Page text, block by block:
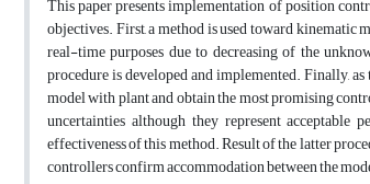
This paper presents implementation of position
objectives. First, a method is used toward
real-time purposes due to decreasing of the
procedure is developed and implemented. Finally,
model with plant and obtain the most promising
uncertainties although they represent
effectiveness of this method. Result of the latter
controllers confirm accommodation between the